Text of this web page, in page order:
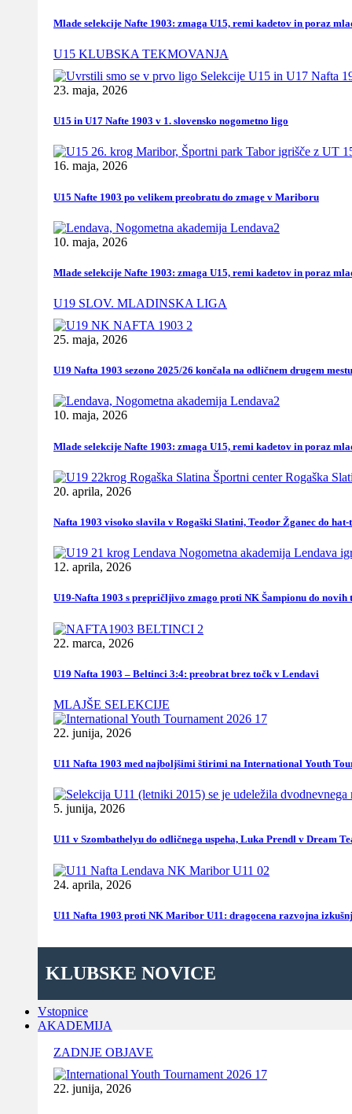
Mlade selekcije Nafte 1903: zmaga U15, remi kadetov in poraz
U15 KLUBSKA TEKMOVANJA
23. maja, 2026
U15 in U17 Nafte 1903 v 1. slovensko nogometno ligo
16. maja, 2026
U15 Nafte 1903 po velikem preobratu do zmage v Mariboru
10. maja, 2026
Mlade selekcije Nafte 1903: zmaga U15, remi kadetov in poraz
U19 SLOV. MLADINSKA LIGA
25. maja, 2026
U19 Nafta 1903 sezono 2025/26 končala na odličnem drugem mestu
10. maja, 2026
Mlade selekcije Nafte 1903: zmaga U15, remi kadetov in poraz
20. aprila, 2026
Nafta 1903 visoko slavila v Rogaški Slatini, Teodor Žganec do
12. aprila, 2026
U19-Nafta 1903 s prepričljivo zmago proti NK Šampionu do novih
22. marca, 2026
U19 Nafta 1903 – Beltinci 3:4: preobrat brez točk v Lendavi
MLAJŠE SELEKCIJE
22. junija, 2026
U11 Nafta 1903 med najboljšimi štirimi na International Youth
5. junija, 2026
U11 v Szombathelyu do odličnega uspeha, Luka Prendl v Dream
24. aprila, 2026
U11 Nafta 1903 proti NK Maribor U11: dragocena razvojna
KLUBSKE NOVICE
Vstopnice
AKADEMIJA
ZADNJE OBJAVE
22. junija, 2026